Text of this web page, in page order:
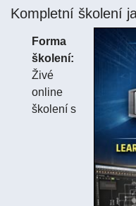
Kompletní školení
Forma
školení:
Živé
online
školení s